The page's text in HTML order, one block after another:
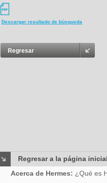
Descargar resultado de búsqueda
Regresar
Regresar a la página inicial
Acerca de Hermes: ¿Qué es